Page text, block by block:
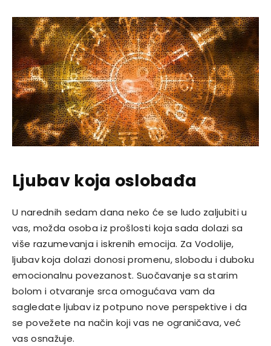
Ljubav koja oslobađa
U narednih sedam dana neko će se ludo zaljubiti u
vas, možda osoba iz prošlosti koja sada dolazi sa
više razumevanja i iskrenih emocija. Za Vodolije,
ljubav koja dolazi donosi promenu, slobodu i duboku
emocionalnu povezanost. Suočavanje sa starim
bolom i otvaranje srca omogućava vam da
sagledate ljubav iz potpuno nove perspektive i da
se povežete na način koji vas ne ograničava, već
vas osnažuje.